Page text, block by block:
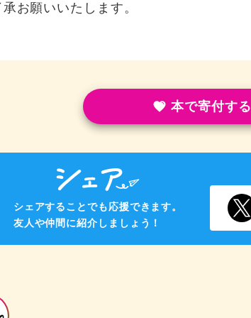
お願いいたします。
本で寄付する
シェアすることでも応援できます。
友人や仲間に紹介しましょう！